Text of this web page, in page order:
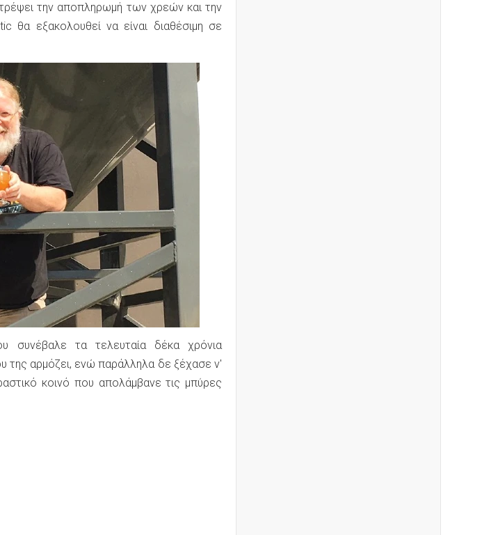
την αποπληρωμή των χρεών και την
θα εξακολουθεί να είναι διαθέσιμη σε
συνέβαλε τα τελευταία δέκα χρόνια
της αρμόζει, ενώ παράλληλα δε ξέχασε ν'
κοινό που απολάμβανε τις μπύρες